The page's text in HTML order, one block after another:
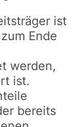
ist
Ende
werden,
ist.
bereits